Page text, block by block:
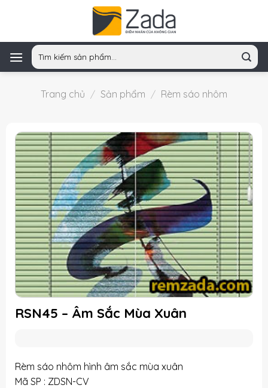
Tìm
kiếm:
Trang chủ / Sản phẩm / Rèm sáo nhôm
RSN45 – Âm Sắc Mùa Xuân
Rèm sáo nhôm hình âm sắc mùa xuân
Mã SP : ZDSN-CV